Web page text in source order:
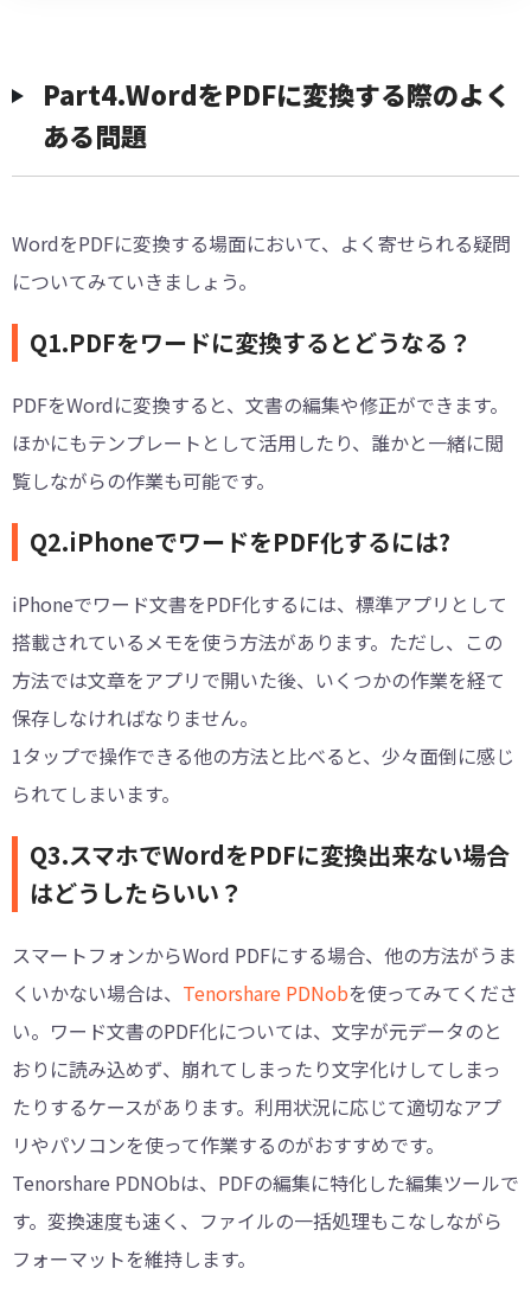
Part4.WordをPDFに変換する際のよく
ある問題
WordをPDFに変換する場面において、よく寄せられる疑問
についてみていきましょう。
Q1.PDFをワードに変換するとどうなる？
PDFをWordに変換すると、文書の編集や修正ができます。
ほかにもテンプレートとして活用したり、誰かと一緒に閲
覧しながらの作業も可能です。
Q2.iPhoneでワードをPDF化するには?
iPhoneでワード文書をPDF化するには、標準アプリとして
搭載されているメモを使う方法があります。ただし、この
方法では文章をアプリで開いた後、いくつかの作業を経て
保存しなければなりません。
1タップで操作できる他の方法と比べると、少々面倒に感じ
られてしまいます。
Q3.スマホでWordをPDFに変換出来ない場合
はどうしたらいい？
スマートフォンからWord PDFにする場合、他の方法がうま
くいかない場合は、 Tenorshare PDNobを使ってみてくださ
い。ワード文書のPDF化については、文字が元データのと
おりに読み込めず、崩れてしまったり文字化けしてしまっ
たりするケースがあります。利用状況に応じて適切なアプ
リやパソコンを使って作業するのがおすすめです。
Tenorshare PDNObは、PDFの編集に特化した編集ツールで
す。変換速度も速く、ファイルの一括処理もこなしながら
フォーマットを維持します。